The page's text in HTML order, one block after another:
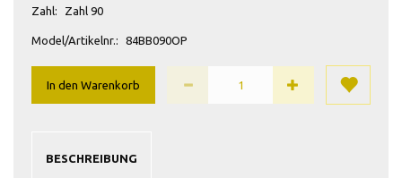
Zahl: Zahl 90
Model/Artikelnr.: 84BB090OP
In den Warenkorb
BESCHREIBUNG